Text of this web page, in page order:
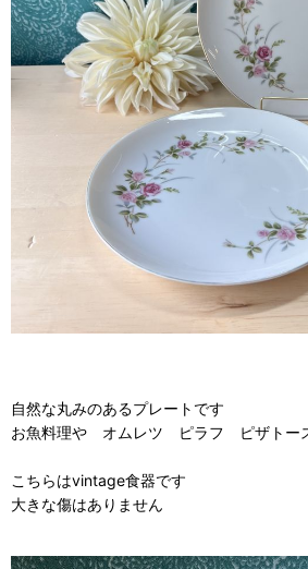
自然な丸みのあるプレートです
お魚料理や オムレツ ピラフ ピザトース
こちらはvintage食器です
大きな傷はありません